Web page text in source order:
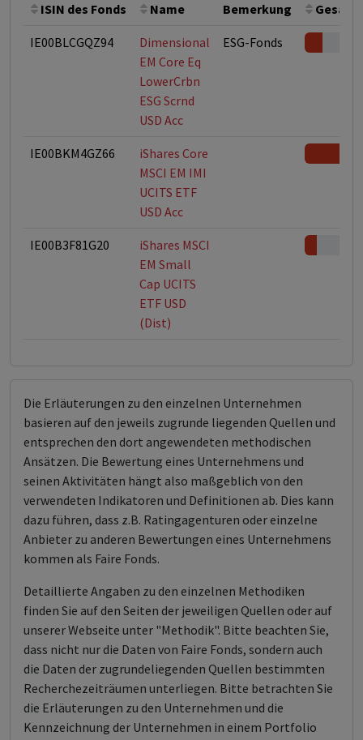
ISIN des Fonds Name Bemerkung
IE00BLCGQZ94
Dimensional
EM Core Eq
LowerCrbn
ESG Scrnd
USD Acc
ESG-Fonds
IE00BKM4GZ66
iShares Core
MSCI EM IMI
UCITS ETF
USD Acc
IE00B3F81G20
iShares MSCI
EM Small
Cap UCITS
ETF USD
(Dist)
Die Erläuterungen zu den einzelnen Unternehmen
basieren auf den jeweils zugrunde liegenden Quellen und
entsprechen den dort angewendeten methodischen
Ansätzen. Die Bewertung eines Unternehmens und
seinen Aktivitäten hängt also maßgeblich von den
verwendeten Indikatoren und Definitionen ab. Dies kann
dazu führen, dass z.B. Ratingagenturen oder einzelne
Anbieter zu anderen Bewertungen eines Unternehmens
kommen als Faire Fonds.
Detaillierte Angaben zu den einzelnen Methodiken
finden Sie auf den Seiten der jeweiligen Quellen oder auf
unserer Webseite unter "Methodik". Bitte beachten Sie,
dass nicht nur die Daten von Faire Fonds, sondern auch
die Daten der zugrundeliegenden Quellen bestimmten
Recherchezeiträumen unterliegen. Bitte betrachten Sie
die Erläuterungen zu den Unternehmen und die
Kennzeichnung der Unternehmen in einem Portfolio